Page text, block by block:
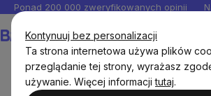
Kontynuuj bez personalizacji
Ta strona internetowa używa plików
przeglądanie tej strony, wyrażasz
używanie. Więcej informacjitutaj.
Przejść
do
treści
Ponad 200 000 zweryfikowanych opinii